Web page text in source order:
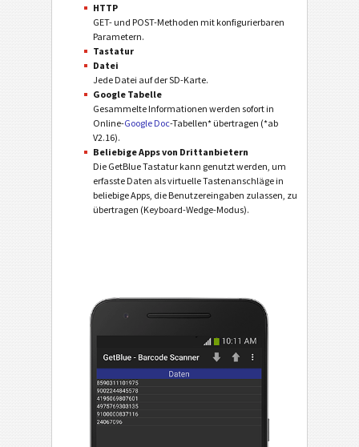
HTTP
GET- und POST-Methoden mit konfigurierbaren
Parametern.
Tastatur
Datei
Jede Datei auf der SD-Karte.
Google Tabelle
Gesammelte Informationen werden sofort in
Online-Google Doc-Tabellen* übertragen (*ab
V2.16).
Beliebige Apps von Drittanbietern
Die GetBlue Tastatur kann genutzt werden, um
erfasste Daten als virtuelle Tastenanschläge in
beliebige Apps, die Benutzereingaben zulassen, zu
übertragen (Keyboard-Wedge-Modus).